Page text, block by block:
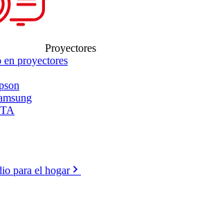
Proyectores
en proyectores
para el hogar